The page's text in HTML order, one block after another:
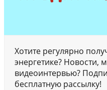
Хотите регулярно
энергетике? Новости,
видеоинтервью?
бесплатную рассылку!